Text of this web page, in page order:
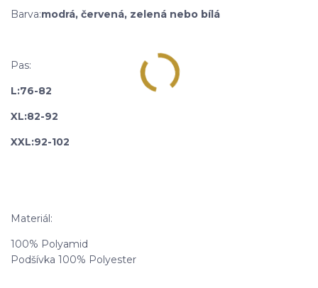
Barva:modrá, červená, zelená nebo bílá
Pas:
L:76-82
XL:82-92
XXL:92-102
Materiál:
100% Polyamid
Podšívka 100% Polyester